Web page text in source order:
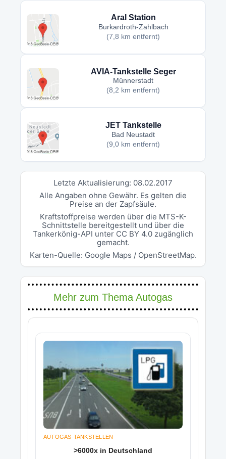
Aral Station
Burkardroth-Zahlbach
(7,8 km entfernt)
AVIA-Tankstelle Seger
Münnerstadt
(8,2 km entfernt)
JET Tankstelle
Bad Neustadt
(9,0 km entfernt)
Letzte Aktualisierung: 08.02.2017
Alle Angaben ohne Gewähr. Es gelten die
Preise an der Zapfsäule.
Kraftstoffpreise werden über die MTS-K-
Schnittstelle bereitgestellt und über die
Tankerkönig-API unter CC BY 4.0 zugänglich
gemacht.
Karten-Quelle: Google Maps / OpenStreetMap.
Mehr zum Thema Autogas
AUTOGAS-TANKSTELLEN
>6000x in Deutschland